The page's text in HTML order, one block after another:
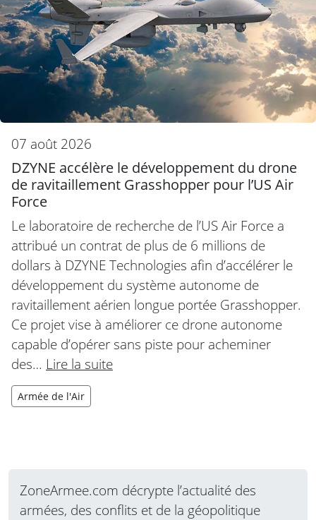
07 août 2026
DZYNE accélère le développement du drone
de ravitaillement Grasshopper pour l’US Air
Force
Le laboratoire de recherche de l’US Air Force a
attribué un contrat de plus de 6 millions de
dollars à DZYNE Technologies afin d’accélérer le
développement du système autonome de
ravitaillement aérien longue portée Grasshopper.
Ce projet vise à améliorer ce drone autonome
capable d’opérer sans piste pour acheminer
des… Lire la suite
Armée de l'Air
ZoneArmee.com décrypte l’actualité des
armées, des conflits et de la géopolitique